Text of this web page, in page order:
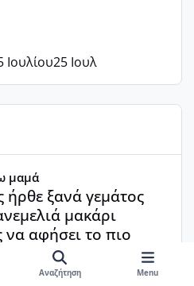
Ιουλίου25 Ιουλ
γέλια και ανεμελιά
μαμά
ήρθε ξανά γεμάτος
μακάρι
να αφήσει το πιο
για την καθεμιά
Αναζήτηση Menu